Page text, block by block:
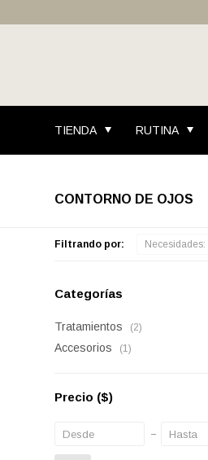
TIENDA RUTINA
CONTORNO DE OJOS
Filtrando por: Necesidades:
Categorías
Tratamientos (2)
Accesorios (1)
Precio ($)